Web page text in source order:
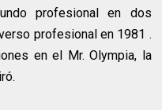
profesional en dos
profesional en 1981 .
en el Mr. Olympia, la